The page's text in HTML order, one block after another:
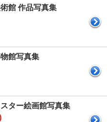
館 作品写真集
館写真集
ター絵画館写真集